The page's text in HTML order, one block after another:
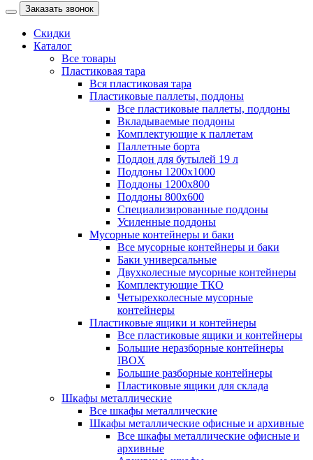
Заказать звонок
Скидки
Каталог
Все товары
Пластиковая тара
Вся пластиковая тара
Пластиковые паллеты, поддоны
Все пластиковые паллеты, поддоны
Вкладываемые поддоны
Комплектующие к паллетам
Паллетные борта
Поддон для бутылей 19 л
Поддоны 1200х1000
Поддоны 1200х800
Поддоны 800х600
Специализированные поддоны
Усиленные поддоны
Мусорные контейнеры и баки
Все мусорные контейнеры и баки
Баки универсальные
Двухколесные мусорные контейнеры
Комплектующие ТКО
Четырехколесные мусорные
контейнеры
Пластиковые ящики и контейнеры
Все пластиковые ящики и контейнеры
Большие неразборные контейнеры
IBOX
Большие разборные контейнеры
Пластиковые ящики для склада
Шкафы металлические
Все шкафы металлические
Шкафы металлические офисные и архивные
Все шкафы металлические офисные и
архивные